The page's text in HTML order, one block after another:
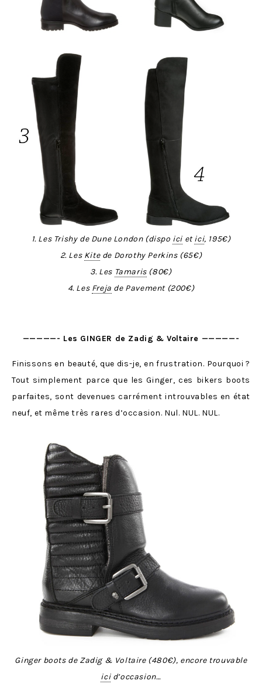
1. Les Trishy de Dune London (dispo ici etici, 195€)
2. Les Kitede Dorothy Perkins (65€)
3. Les Tamaris(80€)
4. Les Freja de Pavement (200€)
—————- Les GINGER de Zadig & Voltaire —————-
Finissons en beauté, que dis-je, en frustration. Pourquoi ?
Tout simplement parce que les Ginger, ces bikers boots
parfaites, sont devenues carrément introuvables en état
neuf, et même très rares d’occasion. Nul. NUL. NUL.
Ginger boots de Zadig & Voltaire (480€), encore trouvable
icid’occasion…